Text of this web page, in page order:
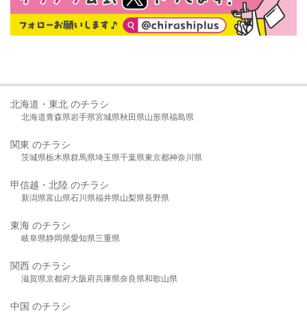
北海道・東北 のチラシ
北海道青森県岩手県宮城県秋田県山形県福島県
関東 のチラシ
茨城県栃木県群馬県埼玉県千葉県東京都神奈川県
甲信越・北陸 のチラシ
新潟県富山県石川県福井県山梨県長野県
東海 のチラシ
岐阜県静岡県愛知県三重県
関西 のチラシ
滋賀県京都府大阪府兵庫県奈良県和歌山県
中国 のチラシ